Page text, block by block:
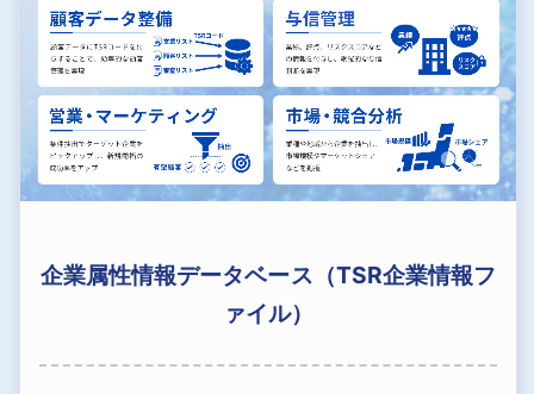
企業属性情報データベース（TSR企業情報フ
ァイル）